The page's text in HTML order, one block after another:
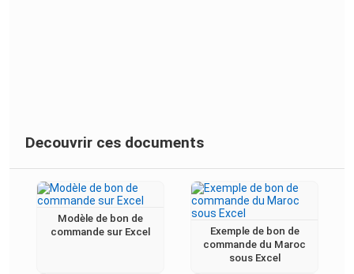
Decouvrir ces documents
Modèle de bon de
commande sur Excel
Exemple de bon de
commande du Maroc
sous Excel